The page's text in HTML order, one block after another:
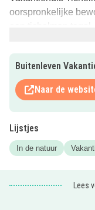
oorspronkelijke
1869 en inmiddels
heerlijk luxe
Familiehuis in de
De zespersoons
gezellige
keuken en 3
grond en
kunnen naar
Buitenleven
Naar de
Lijstjes
In de natuur
Lees